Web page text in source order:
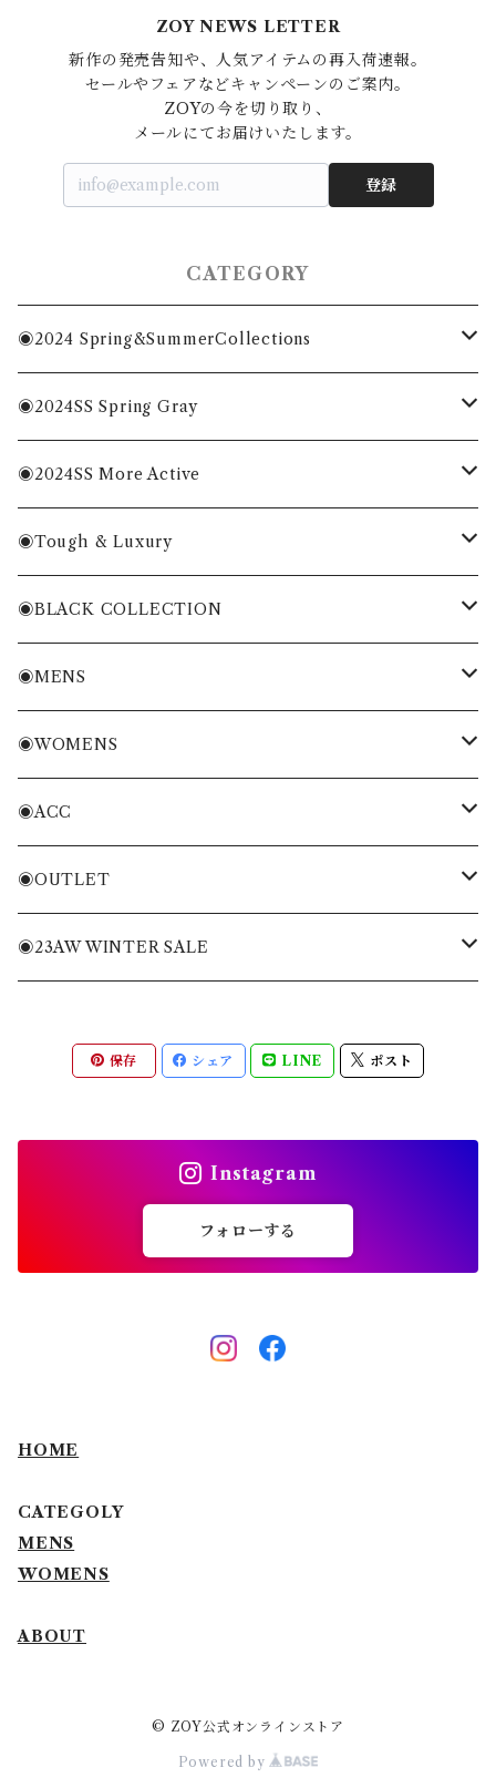
ZOY NEWS LETTER
新作の発売告知や、人気アイテムの再入荷速報。
セールやフェアなどキャンペーンのご案内。
ZOYの今を切り取り、
登録
CATEGORY
◉2024 Spring&SummerCollections
MENS
WOMENS
ACC
◉2024SS Spring Gray
MENS
WOMENS
◉2024SS More Active
MENS
WOMENS
ACC
◉Tough & Luxury
・Cordura Eco Collection
・More Classical & Fashionable
◉BLACK COLLECTION
・VESSEL×ZOY
◉MENS
シャツ・ポロシャツ
Tシャツ・トレーナー
ニット・ニットベスト
ブルゾン・ジャケット
全てのアイテム
◉WOMENS
シャツ・ポロシャツ
Tシャツ・トレーナー
ニット・ニットベスト
パンツ・ショートパンツ
スカート・ワンピース
◉ACC
バッグ
キャディバッグ
キャップ・バイザー
ソックス
◉OUTLET
MENS APPAREL
◉23AW WINTER SALE
WOMENS
ACC
保存 シェア LINE ポスト
Instagram
フォローする
HOME
CATEGOLY
MENS
WOMENS
ABOUT
© ZOY公式オンラインストア
Powered by